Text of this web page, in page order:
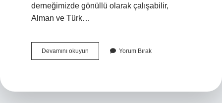
derneğimizde gönüllü olarak çalışabilir,
Alman ve Türk…
Devamını okuyun
Alman
Yorum Bırak